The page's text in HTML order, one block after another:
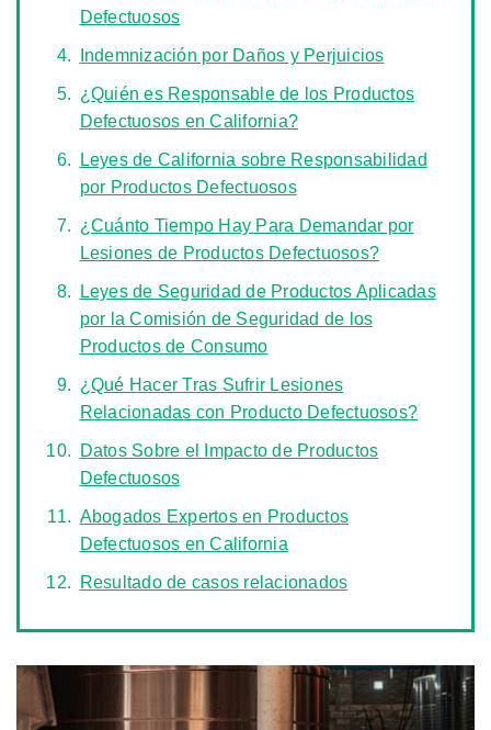
Defectuosos
Indemnización por Daños y Perjuicios
¿Quién es Responsable de los Productos
Defectuosos en California?
Leyes de California sobre Responsabilidad
por Productos Defectuosos
¿Cuánto Tiempo Hay Para Demandar por
Lesiones de Productos Defectuosos?
Leyes de Seguridad de Productos Aplicadas
por la Comisión de Seguridad de los
Productos de Consumo
¿Qué Hacer Tras Sufrir Lesiones
Relacionadas con Producto Defectuosos?
Datos Sobre el Impacto de Productos
Defectuosos
Abogados Expertos en Productos
Defectuosos en California
Resultado de casos relacionados